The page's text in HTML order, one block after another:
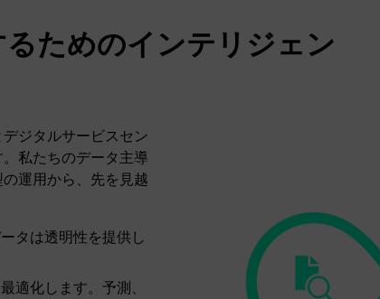
ためのインテリジェン
ジタルサービスセン
私たちのデータ主導
運用から、先を見越
タは透明性を提供し
適化します。予測、